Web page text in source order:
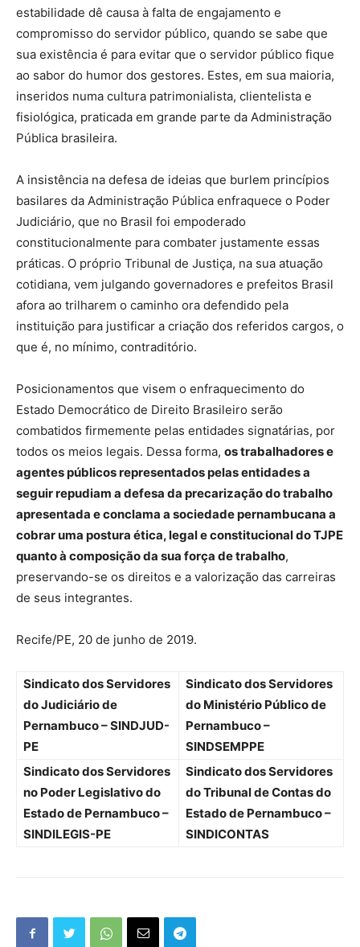
estabilidade dê causa à falta de engajamento e
compromisso do servidor público, quando se sabe que
sua existência é para evitar que o servidor público fique
ao sabor do humor dos gestores. Estes, em sua maioria,
inseridos numa cultura patrimonialista, clientelista e
fisiológica, praticada em grande parte da Administração
Pública brasileira.
A insistência na defesa de ideias que burlem princípios
basilares da Administração Pública enfraquece o Poder
Judiciário, que no Brasil foi empoderado
constitucionalmente para combater justamente essas
práticas. O próprio Tribunal de Justiça, na sua atuação
cotidiana, vem julgando governadores e prefeitos Brasil
afora ao trilharem o caminho ora defendido pela
instituição para justificar a criação dos referidos cargos, o
que é, no mínimo, contraditório.
Posicionamentos que visem o enfraquecimento do
Estado Democrático de Direito Brasileiro serão
combatidos firmemente pelas entidades signatárias, por
todos os meios legais. Dessa forma, os trabalhadores e
agentes públicos representados pelas entidades a
seguir repudiam a defesa da precarização do trabalho
apresentada e conclama a sociedade pernambucana a
cobrar uma postura ética, legal e constitucional do TJPE
quanto à composição da sua força de trabalho,
preservando-se os direitos e a valorização das carreiras
de seus integrantes.
Recife/PE, 20 de junho de 2019.
Sindicato dos Servidores
do Judiciário de
Pernambuco – SINDJUD-
PE
Sindicato dos Servidores
do Ministério Público de
Pernambuco –
SINDSEMPPE
Sindicato dos Servidores
no Poder Legislativo do
Estado de Pernambuco –
SINDILEGIS-PE
Sindicato dos Servidores
do Tribunal de Contas do
Estado de Pernambuco –
SINDICONTAS